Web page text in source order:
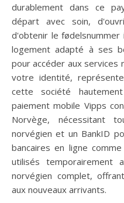
durablement dans ce
départ avec soin,
d'obtenir le
logement adapté à ses
pour accéder aux services
votre identité,
cette société
paiement mobile Vipps
Norvège, nécessitant
norvégien et un BankID
bancaires en ligne
utilisés temporairement
norvégien complet,
aux nouveaux arrivants.